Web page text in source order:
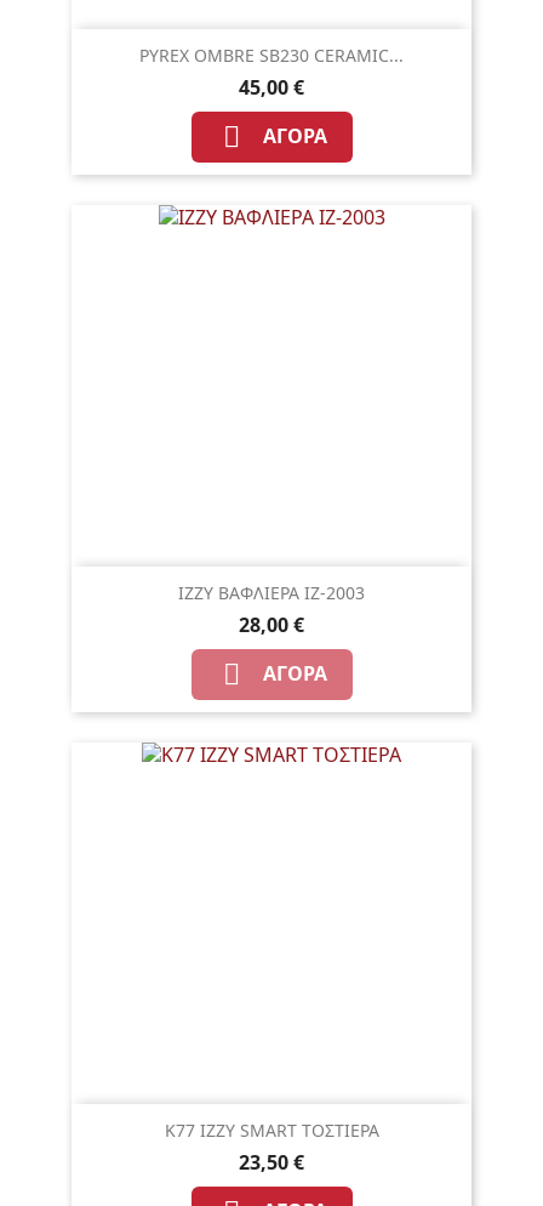
PYREX OMBRE SB230 CERAMIC...
45,00 €
 ΑΓΟΡΆ
IZZY ΒΑΦΛΙΕΡΑ IZ-2003
28,00 €
 ΑΓΟΡΆ
K77 IZZY SMART ΤΟΣΤΙΕΡΑ
23,50 €